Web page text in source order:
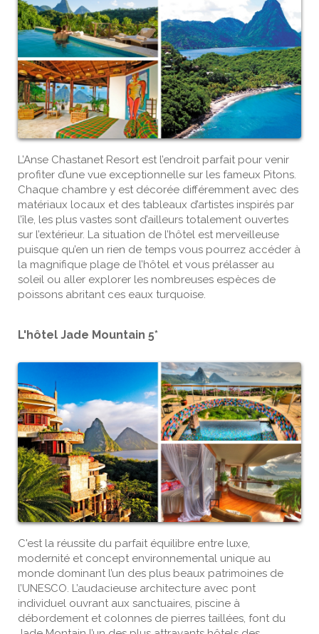
L’Anse Chastanet Resort est l’endroit parfait pour venir
profiter d’une vue exceptionnelle sur les fameux Pitons.
Chaque chambre y est décorée différemment avec des
matériaux locaux et des tableaux d’artistes inspirés par
l’île, les plus vastes sont d’ailleurs totalement ouvertes
sur l’extérieur. La situation de l’hôtel est merveilleuse
puisque qu’en un rien de temps vous pourrez accéder à
la magnifique plage de l’hôtel et vous prélasser au
soleil ou aller explorer les nombreuses espèces de
poissons abritant ces eaux turquoise.
L'hôtel Jade Mountain 5*
C'est la réussite du parfait équilibre entre luxe,
modernité et concept environnemental unique au
monde dominant l’un des plus beaux patrimoines de
l’UNESCO. L’audacieuse architecture avec pont
individuel ouvrant aux sanctuaires, piscine à
débordement et colonnes de pierres taillées, font du